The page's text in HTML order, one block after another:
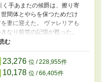
手あまたの候爵は、擦り寄
間体とやらを保つためだけ
妻に迎えた。 ヴァレリアも
なり前世の記憶が甦った。
れ変わりであり、夫の候爵が
たいほど恨んでいる様子…。
危険な新婚生活が始まった。
23,276 位 / 228,955件
10,178 位 / 66,405件